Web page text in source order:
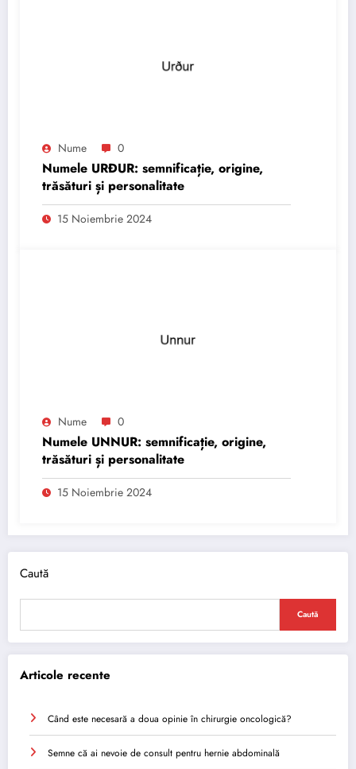
Nume 0
Numele URÐUR: semnificație, origine,
trăsături și personalitate
15 Noiembrie 2024
Nume 0
Numele UNNUR: semnificație, origine,
trăsături și personalitate
15 Noiembrie 2024
Caută
Caută
Articole recente
Când este necesară a doua opinie în chirurgie oncologică?
Semne că ai nevoie de consult pentru hernie abdominală